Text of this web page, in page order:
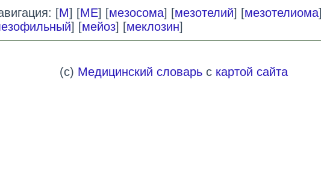
[М] [МЕ] [мезосома] [мезотелий] [мезотелиома]
] [мейоз] [меклозин]
(c) Медицинский словарьс картой сайта